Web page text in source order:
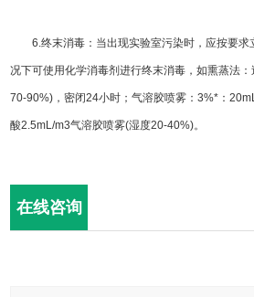
6.终末消毒：当出现实验室污染时，应按要求
况下可使用化学消毒剂进行终末消毒，如熏蒸法
70-90%)，密闭24小时；气溶胶喷雾：3%*：
酸2.5mL/m3气溶胶喷雾(湿度20-40%)。
在线咨询